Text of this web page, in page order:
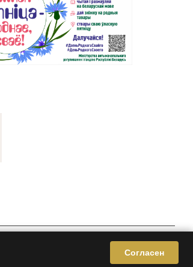
Privacy & Cookie Policy | Terms of Service
Согласен